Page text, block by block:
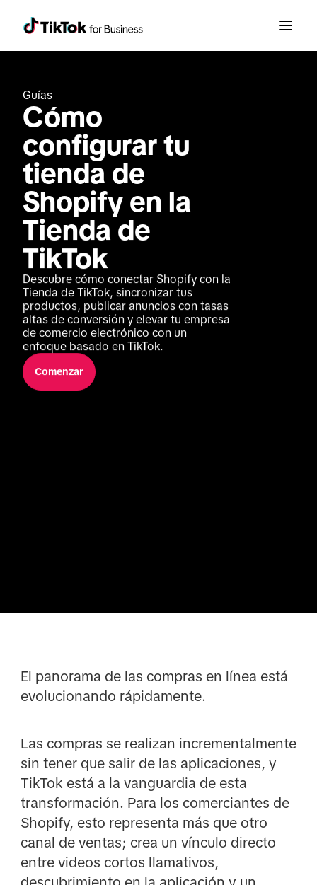
Guías
Cómo
configurar tu
tienda de
Shopify en la
Tienda de
TikTok
Descubre cómo conectar Shopify con la
Tienda de TikTok, sincronizar tus
productos, publicar anuncios con tasas
altas de conversión y elevar tu empresa
de comercio electrónico con un
enfoque basado en TikTok.
Comenzar
El panorama de las compras en línea está
evolucionando rápidamente.
Las compras se realizan incrementalmente
sin tener que salir de las aplicaciones, y
TikTok está a la vanguardia de esta
transformación. Para los comerciantes de
Shopify, esto representa más que otro
canal de ventas; crea un vínculo directo
entre videos cortos llamativos,